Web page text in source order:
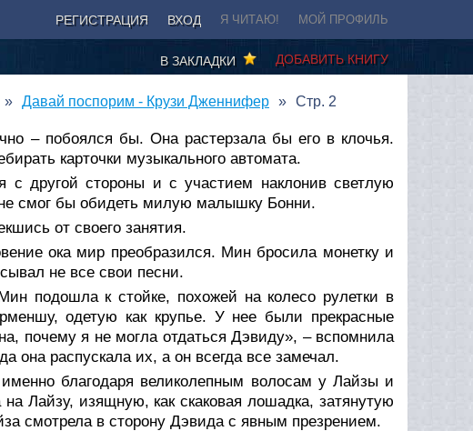
РЕГИСТРАЦИЯ ВХОД Я ЧИТАЮ! МОЙ ПРОФИЛЬ
ДОБАВИТЬ КНИГУ
В ЗАКЛАДКИ
Давай поспорим - Крузи Дженнифер Стр. 2
– побоялся бы. Она растерзала бы его в клочья.
карточки музыкального автомата.
другой стороны и с участием наклонив светлую
смог бы обидеть милую малышку Бонни.
от своего занятия.
ока мир преобразился. Мин бросила монетку и
не все свои песни.
подошла к стойке, похожей на колесо рулетки в
одетую как крупье. У нее были прекрасные
почему я не могла отдаться Дэвиду», – вспомнила
она распускала их, а он всегда все замечал.
благодаря великолепным волосам у Лайзы и
Лайзу, изящную, как скаковая лошадка, затянутую
смотрела в сторону Дэвида с явным презрением.